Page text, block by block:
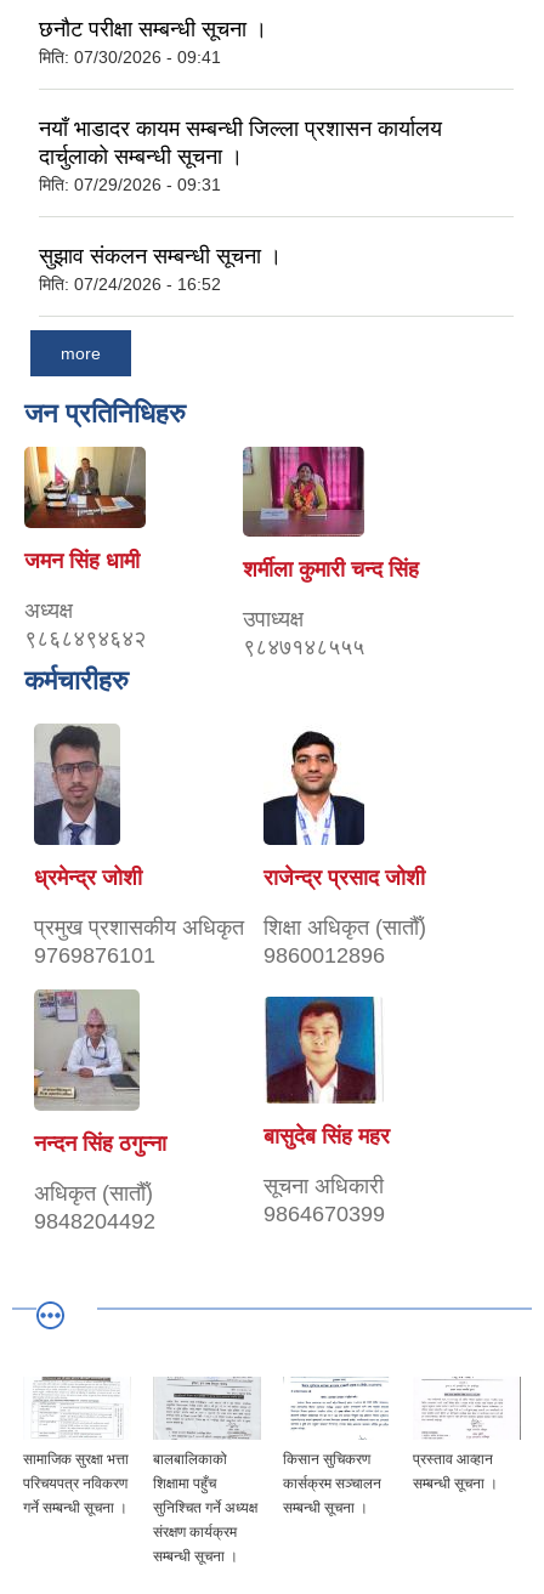
छनौट परीक्षा सम्बन्धी सूचना ।
मिति: 07/30/2026 - 09:41
नयाँ भाडादर कायम सम्बन्धी जिल्ला प्रशासन कार्यालय
दार्चुलाको सम्बन्धी सूचना ।
मिति: 07/29/2026 - 09:31
सुझाव संकलन सम्बन्धी सूचना ।
मिति: 07/24/2026 - 16:52
more
जन प्रतिनिधिहरु
जमन सिंह धामी
अध्यक्ष
९८६८४९४६४२
शर्मीला कुमारी चन्द सिंह
उपाध्यक्ष
९८४७१४८५५५
कर्मचारीहरु
ध्रमेन्द्र जोशी
प्रमुख प्रशासकीय अधिकृत
9769876101
राजेन्द्र प्रसाद जोशी
शिक्षा अधिकृत (सातौँ)
9860012896
नन्दन सिंह ठगुन्ना
अधिकृत (सातौँ)
9848204492
बासुदेब सिंह महर
सूचना अधिकारी
9864670399
सामाजिक सुरक्षा भत्ता
परिचयपत्र नविकरण
गर्ने सम्बन्धी सूचना ।
बालबालिकाको
शिक्षामा पहुँच
सुनिश्चित गर्ने अध्यक्ष
संरक्षण कार्यक्रम
सम्बन्धी सूचना ।
किसान सुचिकरण
कार्सक्रम सञ्चालन
सम्बन्धी सूचना ।
प्रस्ताव आव्हान
सम्बन्धी सूचना ।